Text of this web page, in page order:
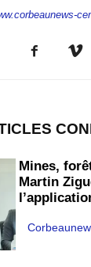
Mines,
Martin